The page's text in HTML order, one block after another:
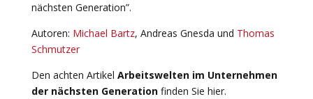
nächsten Generation”.
Autoren: Michael Bartz, Andreas Gnesda und Thomas
Schmutzer
Den achten Artikel Arbeitswelten im Unternehmen
der nächsten Generation finden Sie hier.